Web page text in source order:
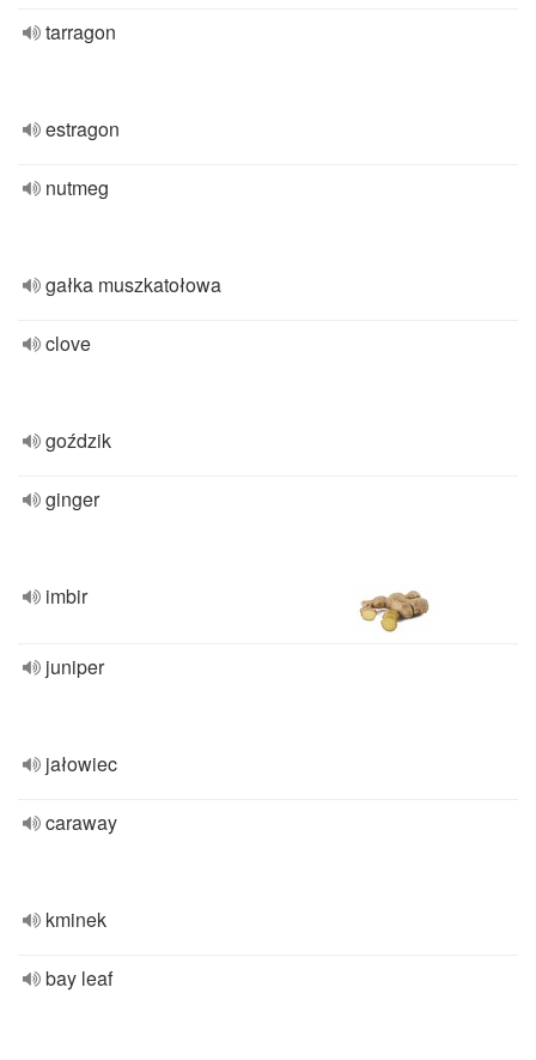
tarragon
estragon
nutmeg
gałka muszkatołowa
clove
goździk
ginger
imbir
juniper
jałowiec
caraway
kminek
bay leaf